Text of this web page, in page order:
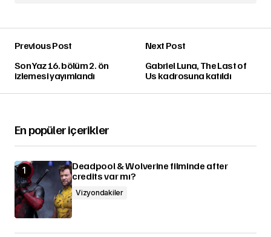
Previous Post
Son Yaz 16. bölüm 2. ön
izlemesi yayımlandı
Next Post
Gabriel Luna, The Last of
Us kadrosuna katıldı
En popüler içerikler
Deadpool & Wolverine filminde after
credits var mı?
Vizyondakiler